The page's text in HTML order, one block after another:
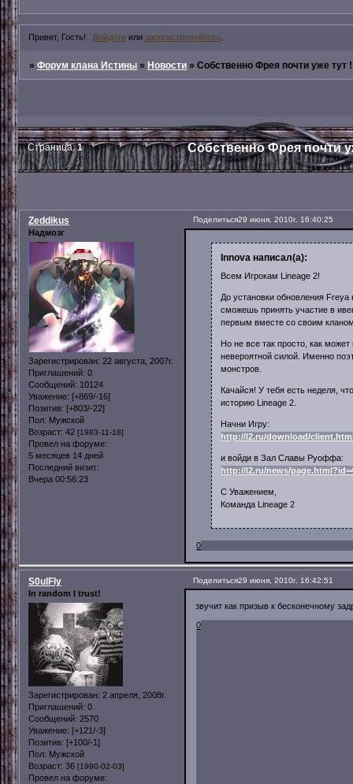
Привет, Гость! Войдитеили зарегистрируйтесь
»Форум клана Истины »Новости »Собственно Фрея почти уже тут
Собственно Фрея почти
Страница:1
Поделиться29 июня, 2010г. 16:40:25
Zeddikus
Надмозг
Зарегистрирован: 22 августа, 2007г.
Приглашений: 0
Сообщений: 10124
Уважение: [+869/-16]
Позитив: [+803/-22]
Пол: Мужской
Возраст: 42 [1983-11-18]
Провел на форуме:
5 месяцев 14 дней
Последний визит:
Вчера 00:56:23
Innova написал(а):
Всем Игрокам Lineage 2!
До установки обновления
сможешь принять участие в
первым вместе со своим
Но не все так просто, как
невероятной силой. Именно
монстров.
Качайся! У тебя есть неделя,
историю Lineage 2.
Начни Игру:
http://l2.ru/download/
и войди в Зал Славы Руоффа:
http://l2.ru/news/
С Уважением,
Команда Lineage 2
0
Поделиться29 июня, 2010г. 16:42:51
S0ulFly
In random I trust!
Зарегистрирован: 2 апреля, 2008г.
Приглашений: 0
Сообщений: 2570
Уважение: [+121/-3]
Позитив: [+100/-1]
Пол: Мужской
Возраст: 36 [1990-02-03]
Провел на форуме:
звучит как призыв к бесконечному
0